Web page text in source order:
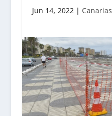
Jun 14, 2022| Canarias